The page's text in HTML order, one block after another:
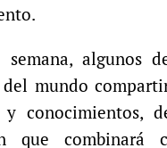
semana, algunos
mundo
y conocimientos,
que combinará